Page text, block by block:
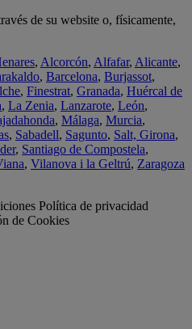
de su website o, físicamente,
, Alcorcón, Alfafar, Alicante,
, Barcelona, Burjassot,
, Finestrat, Granada, Huércal de
, La Zenia, Lanzarote, León,
, Málaga, Murcia,
, Sabadell, Sagunto, Salt, Girona,
, Santiago de Compostela,
, Vilanova i la Geltrú, Zaragoza
Política de privacidad
de Cookies